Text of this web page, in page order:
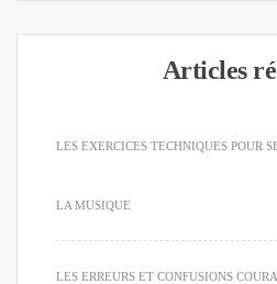
Articles
LES EXERCICES TECHNIQUES POUR
LA MUSIQUE
LES ERREURS ET CONFUSIONS